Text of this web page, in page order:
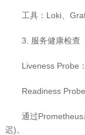
工具：Loki、
3. 服务健康检查
Liveness Probe
Readiness
通过
迟)。